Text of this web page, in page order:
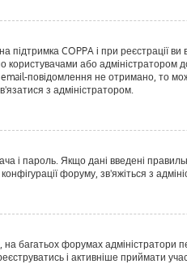
COPPA і при реєстрації
або
повідомлення не отримано, то
з адміністратором.
і пароль. Якщо дані введені
форуму, зв'яжіться з
багатьох форумах адміністратори
і активніше приймати